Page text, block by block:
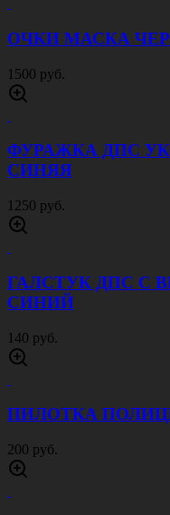
ОЧКИ МАСКА
1500 руб.
ФУРАЖКА ДПС
СИНЯЯ
1250 руб.
ГАЛСТУК ДПС С
СИНИЙ
140 руб.
ПИЛОТКА
200 руб.